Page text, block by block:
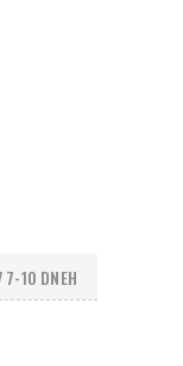
7-10 DNEH